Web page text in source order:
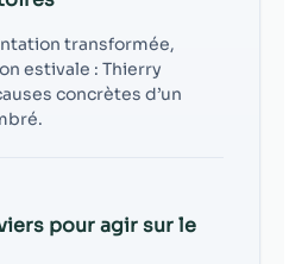
transformée,
estivale : Thierry
concrètes d’un
pour agir sur le